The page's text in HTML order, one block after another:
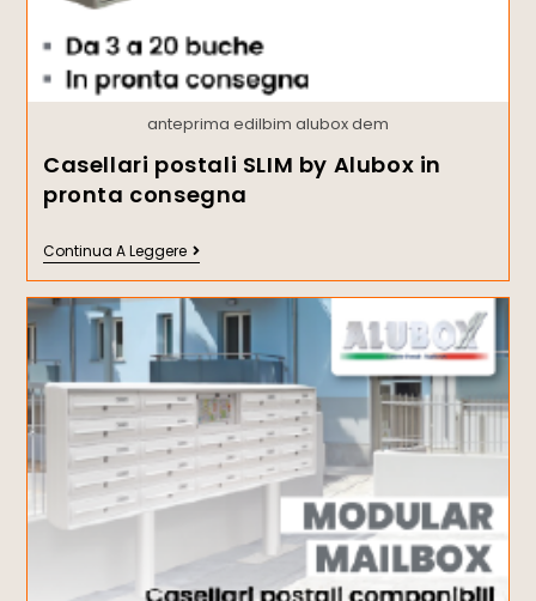
anteprima edilbim alubox dem
Casellari postali SLIM by Alubox in
pronta consegna
Continua A Leggere